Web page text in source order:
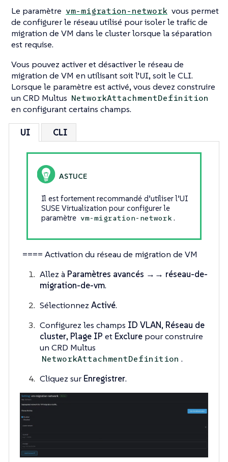
Le paramètre vm-migration-network vous permet
de configurer le réseau utilisé pour isoler le trafic de
migration de VM dans le cluster lorsque la séparation
est requise.
Vous pouvez activer et désactiver le réseau de
migration de VM en utilisant soit l’UI, soit le CLI.
Lorsque le paramètre est activé, vous devez construire
un CRD Multus NetworkAttachmentDefinition
en configurant certains champs.
UI CLI
Il est fortement recommandé d’utiliser l’UI
SUSE Virtualization pour configurer le
paramètre vm-migration-network .
==== Activation du réseau de migration de VM
Allez à Paramètres avancés →→ réseau-de-
migration-de-vm.
SélectionnezActivé.
Configurez les champs ID VLAN, Réseau de
cluster, Plage IP et Exclure pour construire
un CRD Multus
NetworkAttachmentDefinition .
Cliquez sur Enregistrer.